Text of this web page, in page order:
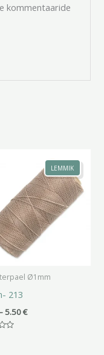
kommentaaride
LEMMIK
Ø1mm
213
5.50€
3.00 €
kuni
5.50 €